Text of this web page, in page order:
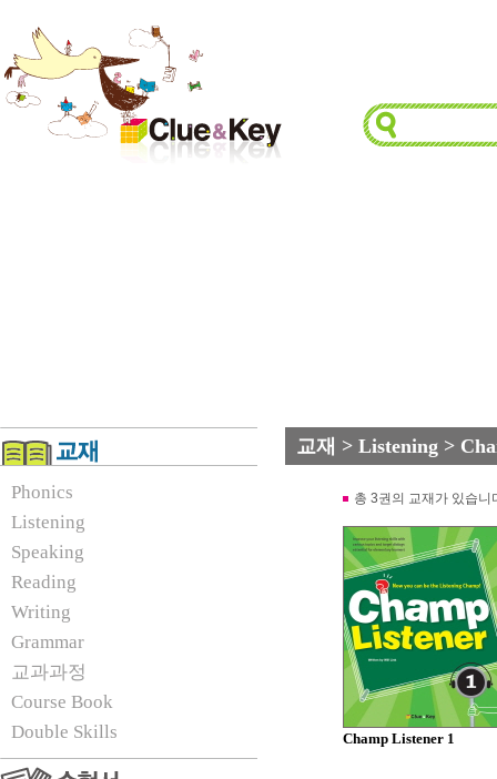
Phonics
Listening
Speaking
Reading
Writing
Grammar
교과과정
Course Book
Double Skills
교재 > Listening >
총 3권의 교재가 있습니
Champ Listener 1